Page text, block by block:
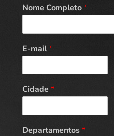
Nome Completo*
E-mail*
Cidade *
Departamentos*